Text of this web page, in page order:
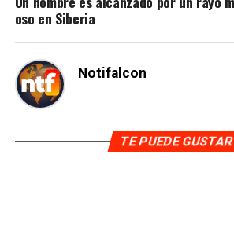
oso en Siberia
Notifalcon
TE PUEDE GUSTAR